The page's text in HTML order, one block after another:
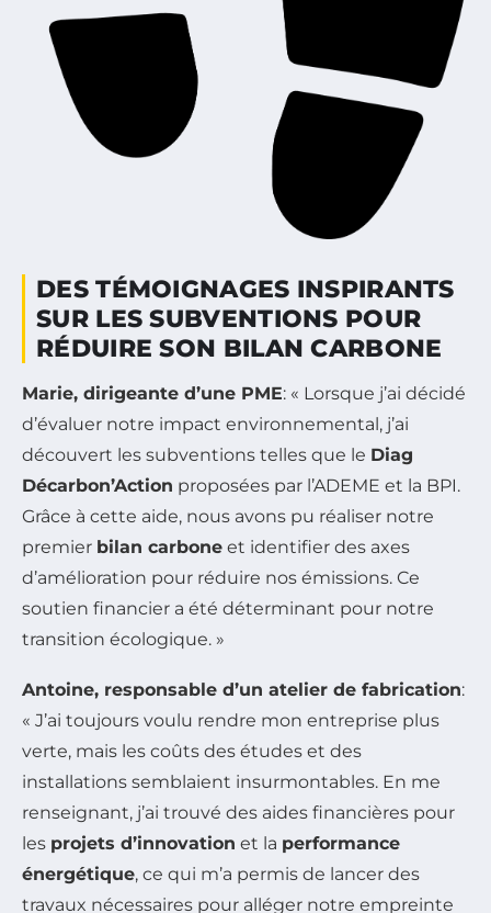
DES TÉMOIGNAGES INSPIRANTS
SUR LES SUBVENTIONS POUR
RÉDUIRE SON BILAN CARBONE
Marie, dirigeante d’une PME: « Lorsque j’ai décidé
d’évaluer notre impact environnemental, j’ai
découvert les subventions telles que le Diag
Décarbon’Action proposées par l’ADEME et la BPI.
Grâce à cette aide, nous avons pu réaliser notre
premier bilan carbone et identifier des axes
d’amélioration pour réduire nos émissions. Ce
soutien financier a été déterminant pour notre
transition écologique. »
Antoine, responsable d’un atelier de fabrication:
« J’ai toujours voulu rendre mon entreprise plus
verte, mais les coûts des études et des
installations semblaient insurmontables. En me
renseignant, j’ai trouvé des aides financières pour
les projets d’innovation et la performance
énergétique, ce qui m’a permis de lancer des
travaux nécessaires pour alléger notre empreinte